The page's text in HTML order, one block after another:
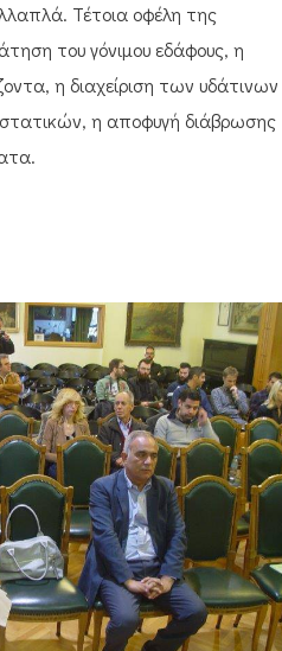
Τέτοια οφέλη της
του γόνιμου εδάφους, η
η διαχείριση των υδάτινων
η αποφυγή διάβρωσης